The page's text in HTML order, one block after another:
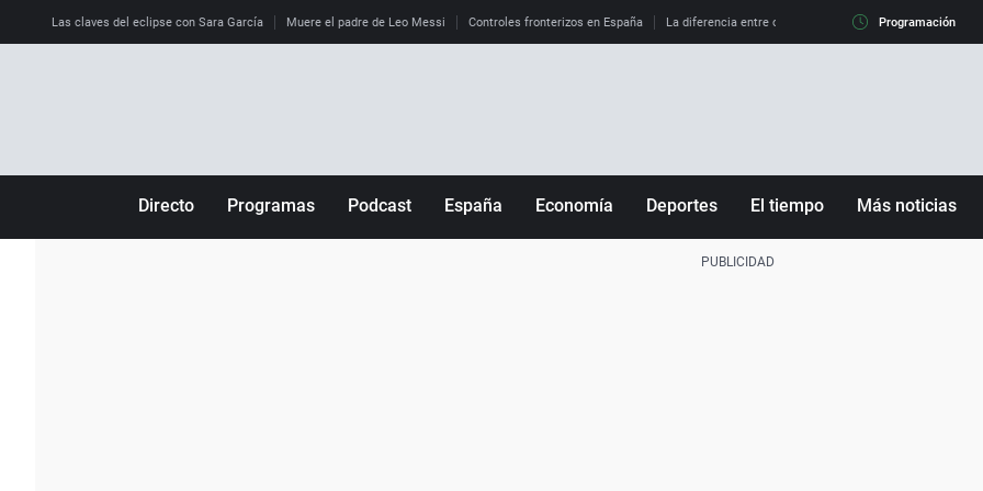
Las claves del eclipse con Sara García Muere el padre de Leo Messi Controles fronterizos en España La diferencia entre observar el eclipse al 99% y al 100%
Programación
Directo Programas Podcast España Economía Deportes El tiempo Más noticias